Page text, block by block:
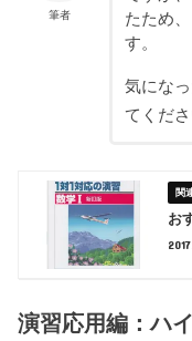
筆者
たため
す。
気にな
てくださ
お
演習応用編：ハ